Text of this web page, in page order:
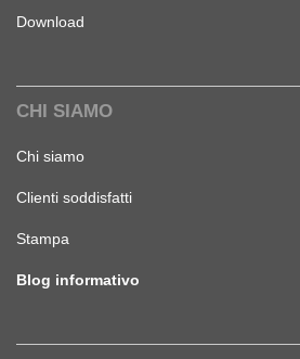
Download
CHI SIAMO
Chi siamo
Clienti soddisfatti
Stampa
Blog informativo